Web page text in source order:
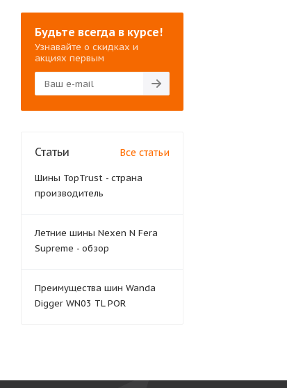
Будьте всегда в курсе!
Узнавайте о скидках и
акциях первым
Статьи Все статьи
Шины TopTrust - страна
производитель
Летние шины Nexen N Fera
Supreme - обзор
Преимущества шин Wanda
Digger WN03 TL POR